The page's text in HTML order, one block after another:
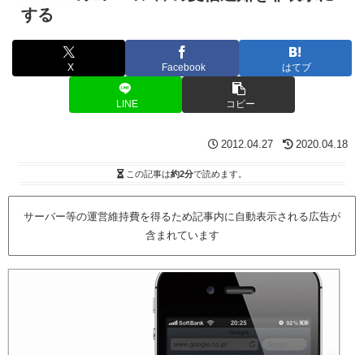
する
X Facebook はてブ
LINE コピー
2012.04.27 2020.04.18
この記事は約2分で読めます。
サーバー等の運営維持費を得るため記事内に自動表示される広告が
含まれています